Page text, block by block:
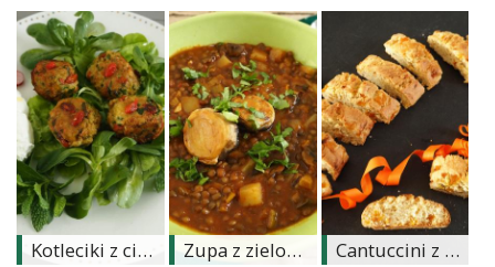
Moda
Zakupy
Kultura
Porady
ekspertów
Strefa
Blogerek
Kotleciki z ciecierzycy z jagodami goji Zupa z zielonej soczewicy Cantuccini z suszonymi morelami i ziarnami tonki